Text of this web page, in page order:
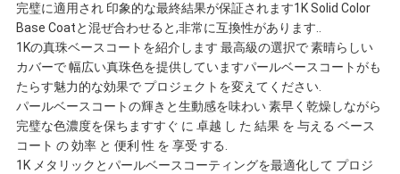
見
積
依
頼
完璧に適用され 印象的な最終結果が保証されます1K Solid Color
Base Coatと混ぜ合わせると,非常に互換性があります..
1Kの真珠ベースコートを紹介します 最高級の選択で 素晴らしい
カバーで 幅広い真珠色を提供していますパールベースコートがも
たらす魅力的な効果で プロジェクトを変えてください.
パールベースコートの輝きと生動感を味わい 素早く乾燥しながら
完璧な色濃度を保ちますすぐ に 卓越 し た 結果 を 与える ベース
コート の 効率 と 便利 性 を 享受 する.
1K メタリックとパールベースコーティングを最適化して プロジ